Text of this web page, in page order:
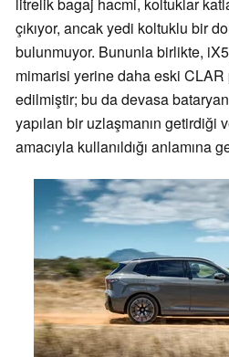
çıkıyor, ancak yedi koltuklu bir
bulunmuyor. Bununla birlikte,
mimarisi yerine daha eski
edilmiştir; bu da devasa
yapılan bir uzlaşmanın getirdiği
amacıyla kullanıldığı anlamına